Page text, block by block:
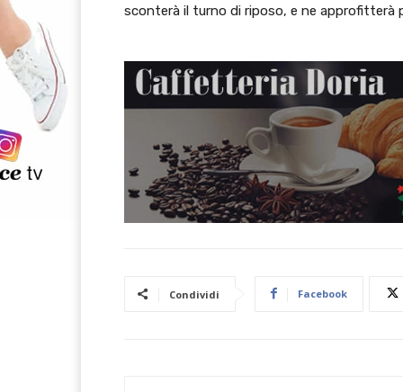
sconterà il turno di riposo, e ne approfitterà
Condividi Facebook